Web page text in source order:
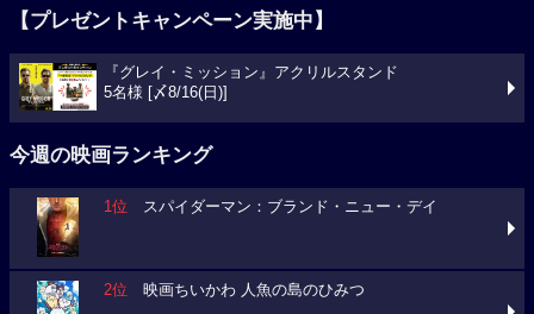
【プレゼントキャンペーン実施中】
『グレイ・ミッション』アクリルスタンド
5名様 [〆8/16(日)]
今週の映画ランキング
1位 スパイダーマン：ブランド・ニュー・デイ
2位 映画ちいかわ 人魚の島のひみつ